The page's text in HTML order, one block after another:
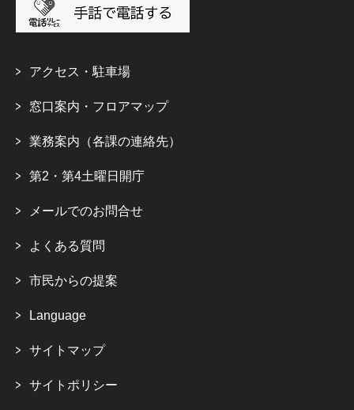
アクセス・駐車場
窓口案内・フロアマップ
業務案内（各課の連絡先）
第2・第4土曜日開庁
メールでのお問合せ
よくある質問
市民からの提案
Language
サイトマップ
サイトポリシー